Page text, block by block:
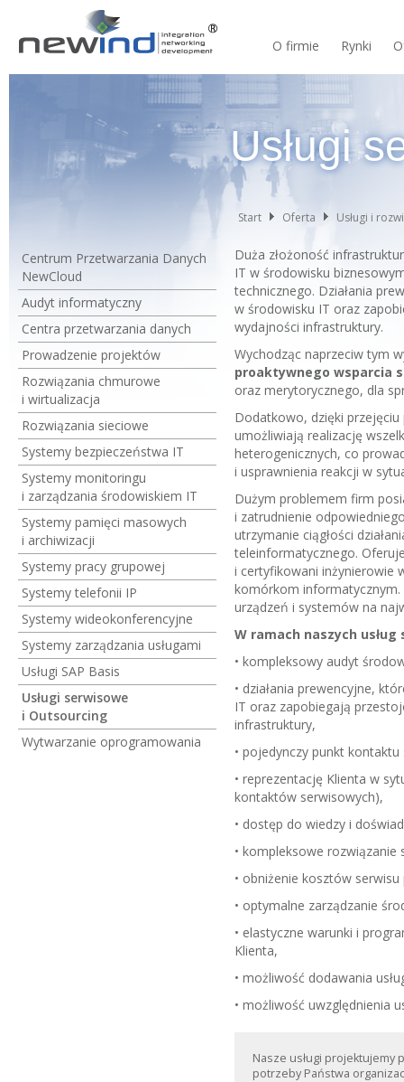
O firmie Rynki
Usługi
Start Oferta Usługi i
Centrum Przetwarzania Danych
NewCloud
Audyt informatyczny
Centra przetwarzania danych
Prowadzenie projektów
Rozwiązania chmurowe
i wirtualizacja
Rozwiązania sieciowe
Systemy bezpieczeństwa IT
Systemy monitoringu
i zarządzania środowiskiem IT
Systemy pamięci masowych
i archiwizacji
Systemy pracy grupowej
Systemy telefonii IP
Systemy wideokonferencyjne
Systemy zarządzania usługami
Usługi SAP Basis
Usługi serwisowe
i Outsourcing
Wytwarzanie oprogramowania
Duża złożoność
IT w środowisku
technicznego. Działania
w środowisku IT oraz
wydajności infrastruktury.
Wychodząc naprzeciw tym
proaktywnego wsparcia
oraz merytorycznego, dla
Dodatkowo, dzięki przejęciu
umożliwiają realizację
heterogenicznych, co
i usprawnienia reakcji w
Dużym problemem firm
i zatrudnienie
utrzymanie ciągłości
teleinformatycznego.
i certyfikowani inżynierowie
komórkom informatycznym.
urządzeń i systemów na
W ramach naszych
• kompleksowy audyt
• działania prewencyjne,
IT oraz zapobiegają
infrastruktury,
• pojedynczy punkt
• reprezentację Klienta w
kontaktów serwisowych),
• dostęp do wiedzy i
• kompleksowe
• obniżenie kosztów
• optymalne zarządzanie
• elastyczne warunki i
Klienta,
• możliwość dodawania
• możliwość uwzględnienia
Nasze usługi projektujemy
potrzeby Państwa